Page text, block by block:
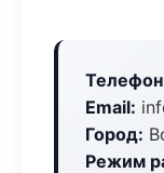
Email:
Город:
Режим